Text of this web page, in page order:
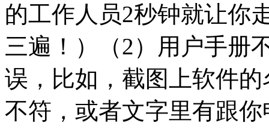
的工作人员2秒钟就让你
三遍！）（2）用户手册
误，比如，截图上软件
不符，或者文字里有跟